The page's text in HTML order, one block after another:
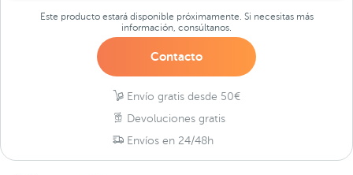
Este producto estará disponible próximamente. Si necesitas más
información, consúltanos.
Contacto
Envío gratis desde 50€
Devoluciones gratis
Envíos en 24/48h